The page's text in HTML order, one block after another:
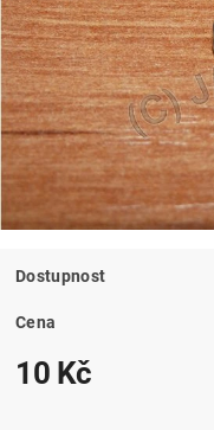
Dostupnost
Cena
10 Kč